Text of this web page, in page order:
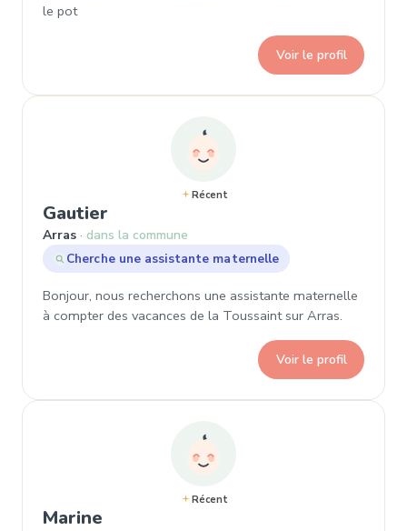
le pot
Voir le profil
Récent
Gautier
Arras dans la commune
Cherche une assistante maternelle
Bonjour, nous recherchons une assistante maternelle
à compter des vacances de la Toussaint sur Arras.
Voir le profil
Récent
Marine